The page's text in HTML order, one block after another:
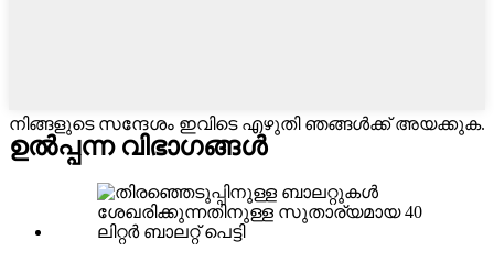
നിങ്ങളുടെ സന്ദേശം ഇവിടെ എഴുതി ഞങ്ങൾക്ക് അയക്കുക.
ഉൽപ്പന്ന വിഭാഗങ്ങൾ